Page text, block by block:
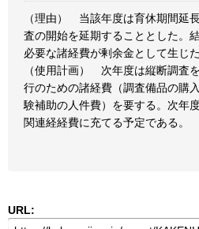
（理由） 当該年度は育休期間延
査の開始を延期することとした。
必要な諸経費が剰余金として生じた
（使用計画） 次年度は縦断調査
行のための諸経費（調査備品の購
験補助の人件費）を要する。次年
関連経経費に充てる予定である。
URL: